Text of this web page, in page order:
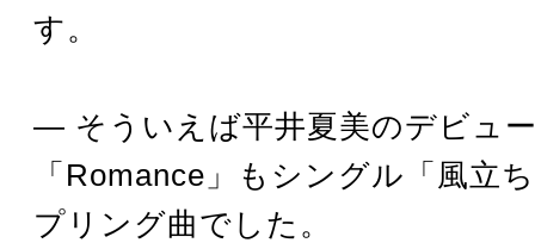
す。
― そういえば平井夏美のデビュ
「Romance」もシングル「風立
プリング曲でした。